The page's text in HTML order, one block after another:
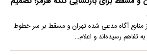
منابع آگاه مدعی شده تهران و مسقط بر سر خطوط
تفاهم رسیده‌اند و اعلام…